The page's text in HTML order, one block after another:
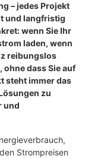
– jedes Projekt
und langfristig
wenn Sie Ihr
laden, wenn
reibungslos
ohne dass Sie auf
steht immer das
zu
und
Strompreisen